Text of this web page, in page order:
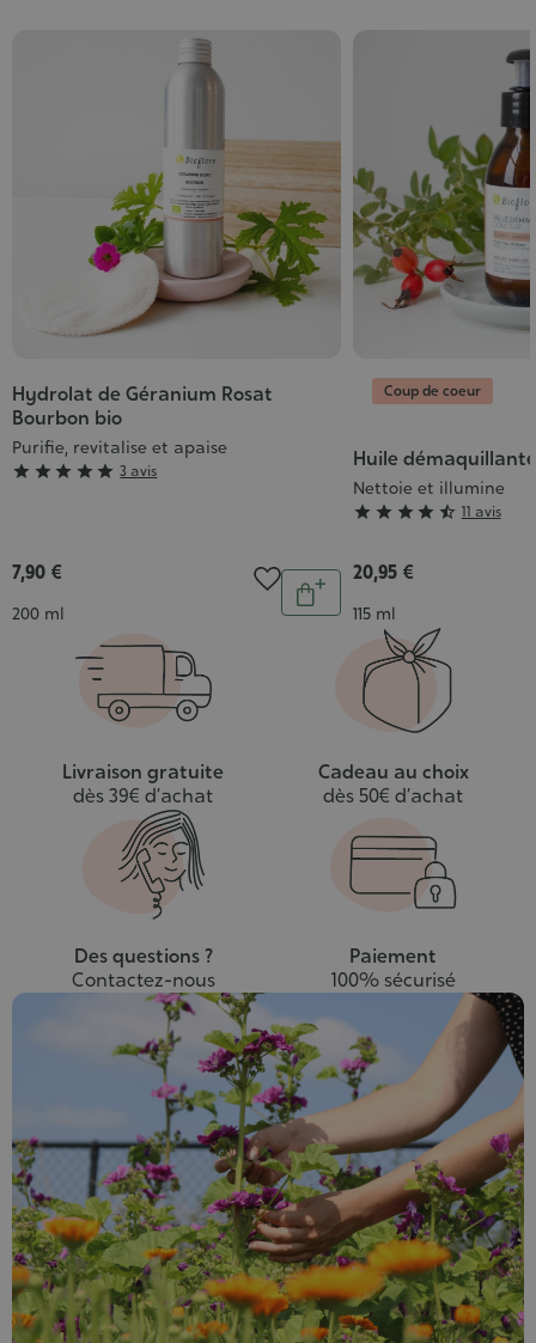
Hydrolat de Géranium Rosat
Bourbon bio
Purifie, revitalise et apaise
Grade
     3 avis
7,90 €
Contenance
200 ml
Quantité
Ajouter
panier
Coup de coeur
Huile
Nettoie et illumine
Grade
4/5
     11 avis
20,95 €
Contenance
115 ml
Livraison gratuite
dès 39€ d’achat
Cadeau au choix
dès 50€ d’achat
Des questions ?
Contactez-nous
Paiement
100% sécurisé